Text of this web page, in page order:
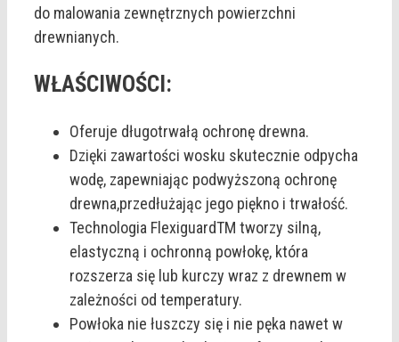
do malowania zewnętrznych powierzchni
drewnianych.
WŁAŚCIWOŚCI:
Oferuje długotrwałą ochronę drewna.
Dzięki zawartości wosku skutecznie odpycha
wodę, zapewniając podwyższoną ochronę
drewna,przedłużając jego piękno i trwałość.
Technologia FlexiguardTM tworzy silną,
elastyczną i ochronną powłokę, która
rozszerza się lub kurczy wraz z drewnem w
zależności od temperatury.
Powłoka nie łuszczy się i nie pęka nawet w